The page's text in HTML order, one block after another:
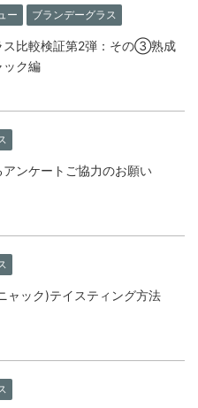
ー ブランデーグラス
ス比較検証第2弾：その③熟成
ック編
ンケートご協力のお願い
ャック)テイスティング方法